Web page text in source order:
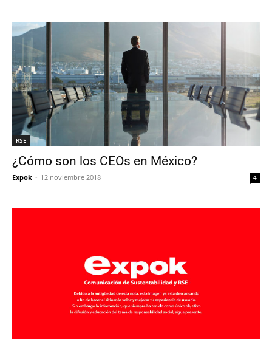
RSE
¿Cómo son los CEOs en México?
Expok - 12 noviembre 2018 4